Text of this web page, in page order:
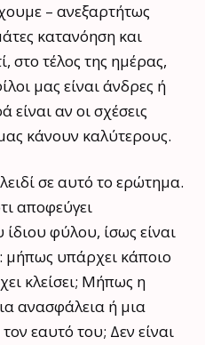
– ανεξαρτήτως
κατανόηση και
στο τέλος της ημέρας,
μας είναι άνδρες ή
είναι αν οι σχέσεις
κάνουν καλύτερους.
σε αυτό το ερώτημα.
αποφεύγει
φύλου, ίσως είναι
μήπως υπάρχει κάποιο
κλείσει; Μήπως η
ανασφάλεια ή μια
εαυτό του; Δεν είναι